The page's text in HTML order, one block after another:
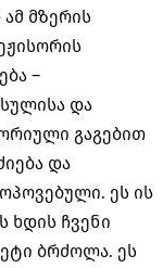
მზერის
–
და
გაგებით
და
ეს ის
ხდის ჩვენი
ბრძოლა. ეს